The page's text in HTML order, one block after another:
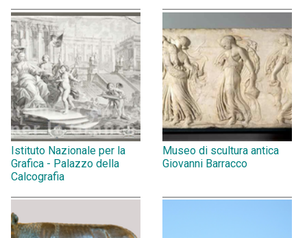
Istituto Nazionale per la
Grafica - Palazzo della
Calcografia
Museo di scultura antica
Giovanni Barracco